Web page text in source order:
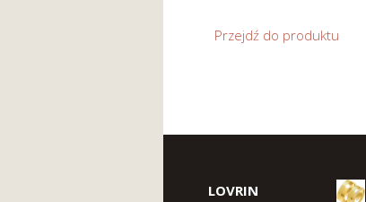
Przejdź do produktu
LOVRIN